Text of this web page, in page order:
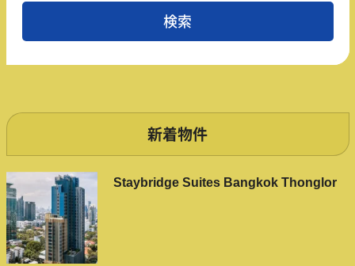
新着物件
Staybridge Suites Bangkok Thonglor